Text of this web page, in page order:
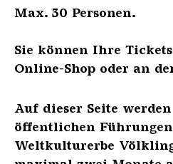
Max. 30 Personen.
Sie können Ihre
Online-Shop oder an
Auf dieser Seite
öffentlichen
Weltkulturerbe